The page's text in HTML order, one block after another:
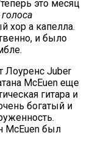
это месяц
голоса
хор а капелла.
и было
Лоуренс Juber
McEuen еще
гитара и
богатый и
McEuen был